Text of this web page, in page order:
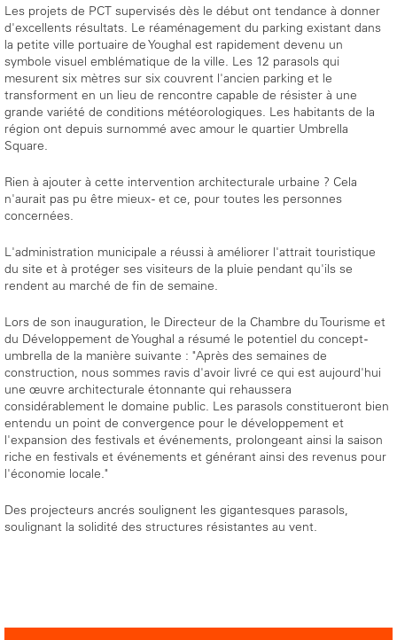
Les projets de PCT supervisés dès le début ont tendance à donner
d'excellents résultats. Le réaménagement du parking existant dans
la petite ville portuaire de Youghal est rapidement devenu un
symbole visuel emblématique de la ville. Les 12 parasols qui
mesurent six mètres sur six couvrent l'ancien parking et le
transforment en un lieu de rencontre capable de résister à une
grande variété de conditions météorologiques. Les habitants de la
région ont depuis surnommé avec amour le quartier Umbrella
Square.
Rien à ajouter à cette intervention architecturale urbaine ? Cela
n'aurait pas pu être mieux - et ce, pour toutes les personnes
concernées.
L'administration municipale a réussi à améliorer l'attrait touristique
du site et à protéger ses visiteurs de la pluie pendant qu'ils se
rendent au marché de fin de semaine.
Lors de son inauguration, le Directeur de la Chambre du Tourisme et
du Développement de Youghal a résumé le potentiel du concept -
umbrella de la manière suivante : "Après des semaines de
construction, nous sommes ravis d'avoir livré ce qui est aujourd'hui
une œuvre architecturale étonnante qui rehaussera
considérablement le domaine public. Les parasols constitueront bien
entendu un point de convergence pour le développement et
l'expansion des festivals et événements, prolongeant ainsi la saison
riche en festivals et événements et générant ainsi des revenus pour
l'économie locale."
Des projecteurs ancrés soulignent les gigantesques parasols,
soulignant la solidité des structures résistantes au vent.